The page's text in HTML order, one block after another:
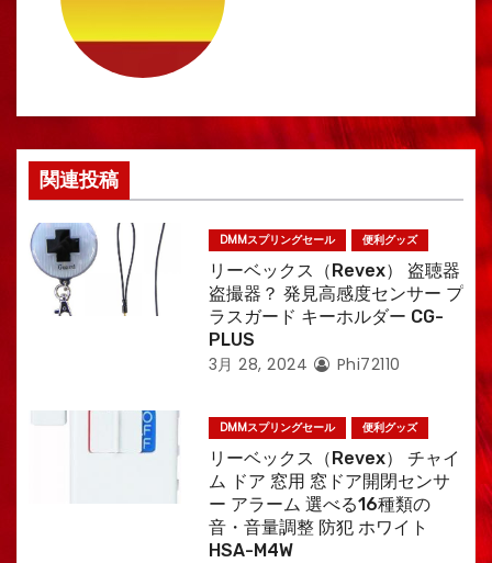
シ
ン
関連投稿
DMMスプリングセール 便利グッズ
リーベックス（Revex） 盗聴器
盗撮器？ 発見高感度センサー プ
ラスガード キーホルダー CG-
PLUS
3月 28, 2024 Phi72110
DMMスプリングセール 便利グッズ
リーベックス（Revex） チャイ
ム ドア 窓用 窓ドア開閉センサ
ー アラーム 選べる16種類の
音・音量調整 防犯 ホワイト
HSA-M4W